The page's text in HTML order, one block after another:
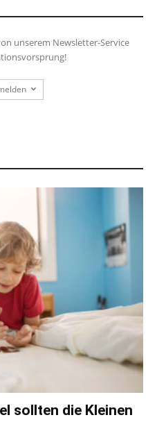
unserem Newsletter-Service
sollten die Kleinen